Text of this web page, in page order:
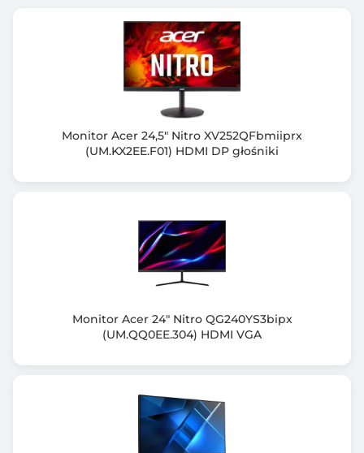
Kontrast dynamiczny
Rozdzielczość maksymalna
1920 x 1080 (Full HD)
100
Częstotliwość odchylania pionowego (Hz)
Częstotliwość odchylania poziomego (KHz)
Ilość wyświetlanych kolorów
Kąt widzenia poziomy (H)
Monitor Acer 24,5" Nitro XV252QFbmiiprx
(UM.KX2EE.F01) HDMI DP głośniki
Monitor Acer 24" Nitro QG240YS3bipx
(UM.QQ0EE.304) HDMI VGA